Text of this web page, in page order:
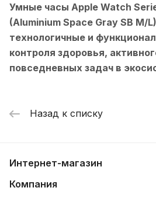
Умные часы Apple Watch
(Aluminium Space Gray SB M/L)
технологичные и
контроля здоровья,
повседневных задач в
Назад к списку
Интернет-магазин
Компания